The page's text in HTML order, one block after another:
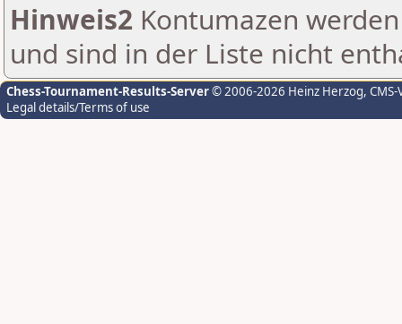
Hinweis2 Kontumazen
und sind in der Liste nicht
Chess-Tournament-Results-Server© 2006-2026 Heinz Herzog,
Legal details/Terms of use